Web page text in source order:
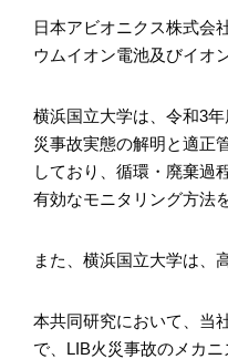
日本アビオニクス株式会
ウムイオン電池及びイオ
横浜国立大学は、令和3
災事故実態の解明と適正
しており、循環・廃棄過
有効なモニタリング方法
また、横浜国立大学は、
本共同研究において、当
で、LIB火災事故のメカ